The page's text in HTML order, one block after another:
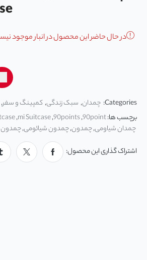
در حال حاضر این محصول در انبار موجود
Categories: چمدان, سبک زندگی, کمپینگ و سفر,
برچسب ها:90point
,
90points
,
mi Suitcase
,
چمدان شیاومی,چمدون,چمدون شیائومی,چمدون
اشتراک گذاری این محصول: